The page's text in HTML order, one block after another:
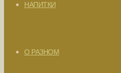
НАПИТКИ
О РАЗНОМ